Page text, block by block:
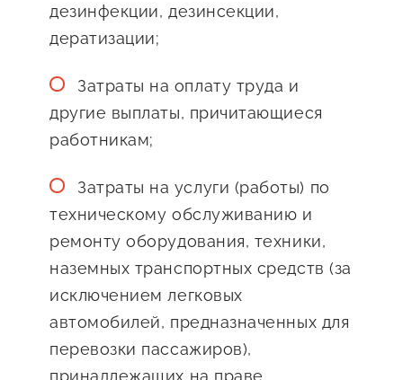
дезинфекции, дезинсекции,
дератизации;
Затраты на оплату труда и
другие выплаты, причитающиеся
работникам;
Затраты на услуги (работы) по
техническому обслуживанию и
ремонту оборудования, техники,
наземных транспортных средств (за
исключением легковых
автомобилей, предназначенных для
перевозки пассажиров),
принадлежащих на праве